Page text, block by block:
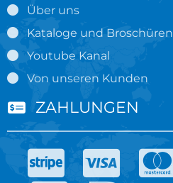
Über uns
Kataloge und Broschüren
Youtube Kanal
Von unseren Kunden
ZAHLUNGEN